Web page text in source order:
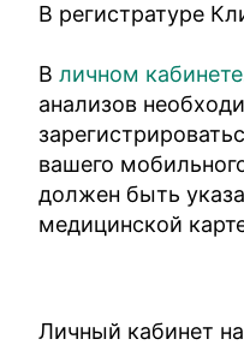
В регистратуре
Вличном кабинете
анализов
вашего
должен быть
медицинской
Личный кабинет